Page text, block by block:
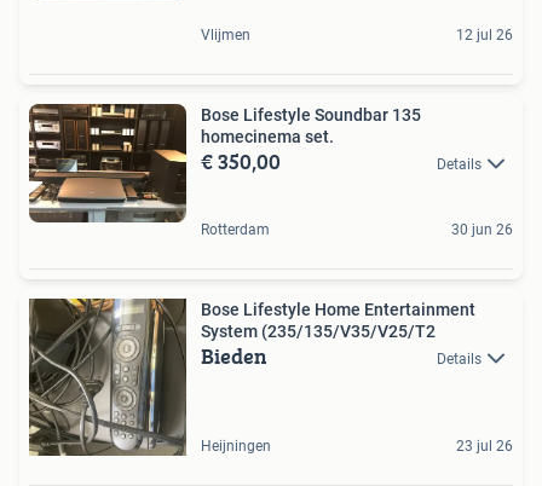
Vlijmen 12 jul 26
Bose Lifestyle Soundbar 135
homecinema set.
€ 350,00 Details
Rotterdam 30 jun 26
Bose Lifestyle Home Entertainment
System (235/135/V35/V25/T2
Bieden Details
Heijningen 23 jul 26